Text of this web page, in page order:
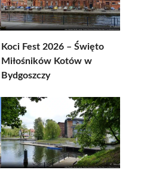
Koci Fest 2026 – Święto
Miłośników Kotów w
Bydgoszczy